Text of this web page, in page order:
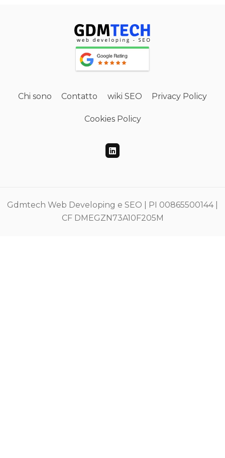
Chi sono Contatto wiki SEO Privacy Policy
Cookies Policy
Gdmtech Web Developing e SEO | PI 00865500144 |
CF DMEGZN73A10F205M